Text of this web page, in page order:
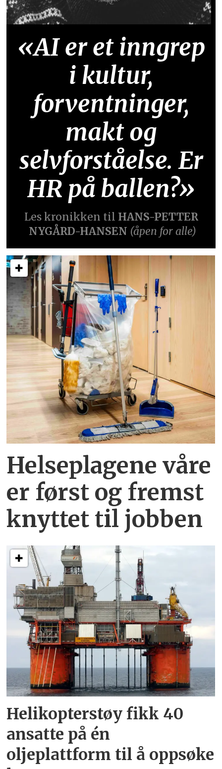
«AI er et inngrep
i kultur,
forventninger,
makt og
selvforståelse. Er
HR på ballen?»
Les kronikken til HANS-PETTER
NYGÅRD-HANSEN (åpen for alle)
Helseplagene våre
er først og fremst
knyttet til jobben
Helikopterstøy fikk 40
ansatte på én
oljeplattform til å oppsøke